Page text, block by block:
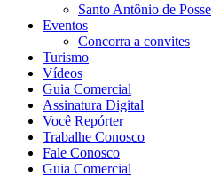
Santo Antônio de Posse
Eventos
Concorra a convites
Turismo
Vídeos
Guia Comercial
Assinatura Digital
Você Repórter
Trabalhe Conosco
Fale Conosco
Guia Comercial